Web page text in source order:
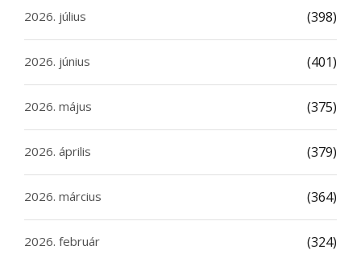
2026. július (398)
2026. június (401)
2026. május (375)
2026. április (379)
2026. március (364)
2026. február (324)